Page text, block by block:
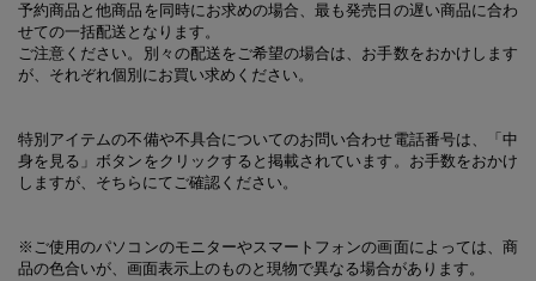
予約商品と他商品を同時にお求めの場合、最も発売日の遅い商品に合わ
せての一括配送となります。
ご注意ください。別々の配送をご希望の場合は、お手数をおかけします
が、それぞれ個別にお買い求めください。
特別アイテムの不備や不具合についてのお問い合わせ電話番号は、「中
身を見る」ボタンをクリックすると掲載されています。お手数をおかけ
しますが、そちらにてご確認ください。
※ご使用のパソコンのモニターやスマートフォンの画面によっては、商
品の色合いが、画面表示上のものと現物で異なる場合があります。